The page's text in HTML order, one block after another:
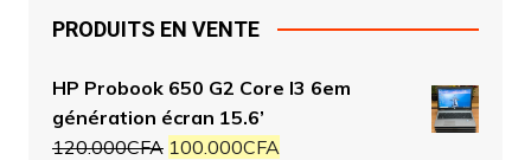
PRODUITS EN VENTE
HP Probook 650 G2 Core I3 6em
génération écran 15.6’
120.000CFA 100.000CFA